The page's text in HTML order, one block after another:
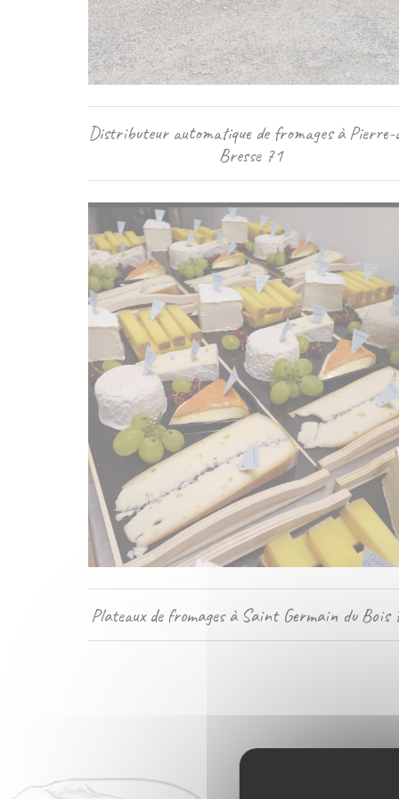
Distributeur automatique de fromages à Pierre-
Bresse 71
Plateaux de fromages à Saint Germain du Bois